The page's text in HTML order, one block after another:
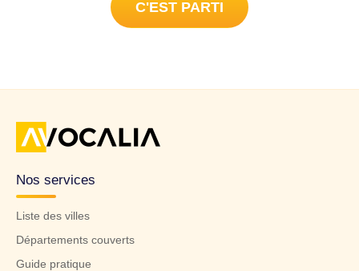
C'EST PARTI
Nos services
Liste des villes
Départements couverts
Guide pratique